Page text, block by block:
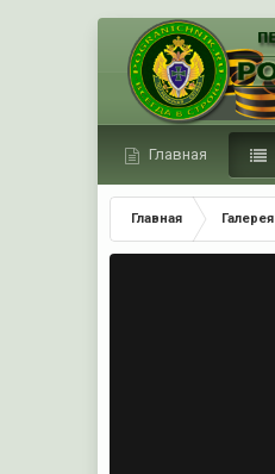
Главная
Главная Галерея